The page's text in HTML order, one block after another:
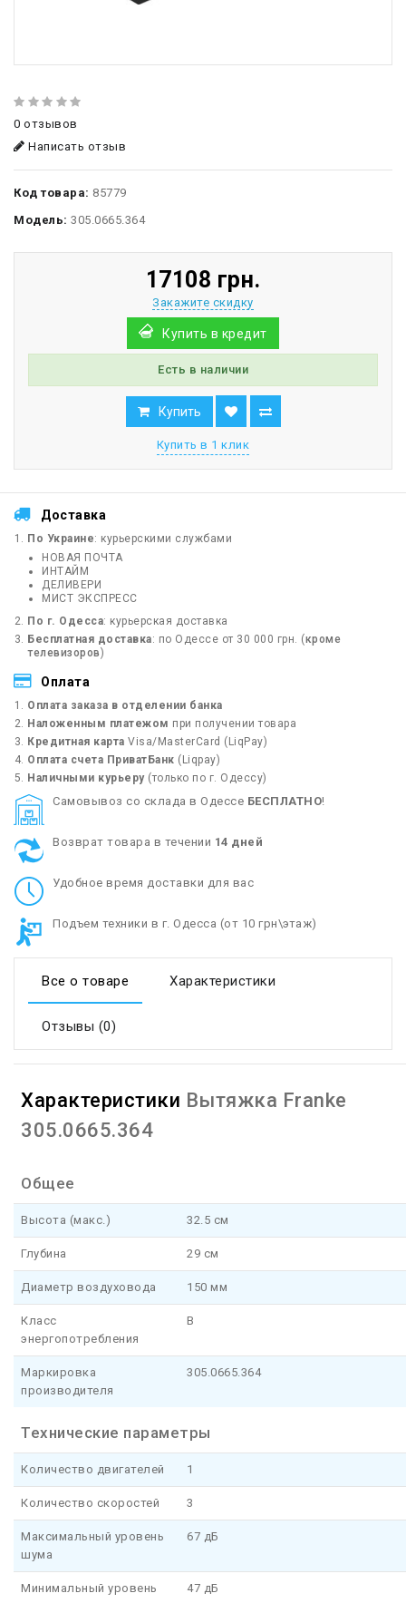
0 отзывов
Написать отзыв
Код товара: 85779
Модель: 305.0665.364
17108 грн.
Закажите скидку
Купить в кредит
Есть в наличии
Купить
Купить в 1 клик
Доставка
По Украине: курьерскими службами
НОВАЯ ПОЧТА
ИНТАЙМ
ДЕЛИВЕРИ
МИСТ ЭКСПРЕСС
По г. Одесса: курьерская доставка
Бесплатная доставка: по Одессе от 30 000 грн. (кроме
телевизоров)
Оплата
Оплата заказа в отделении банка
Наложенным платежом при получении товара
Кредитная карта Visa/MasterCard (LiqPay)
Оплата счета ПриватБанк (Liqpay)
Наличными курьеру(только по г. Одессу)
Cамовывоз со склада в Одессе БЕСПЛАТНО!
Возврат товара в течении 14 дней
Удобное время доставки для вас
Подъем техники в г. Одесса (от 10 грн\этаж)
Все о товаре Характеристики
Отзывы (0)
Характеристики Вытяжка Franke
305.0665.364
Общее
Высота (макс.) 32.5 см
Глубина 29 см
Диаметр воздуховода 150 мм
Класс
энергопотребления
B
Маркировка
производителя
305.0665.364
Технические параметры
Количество двигателей 1
Количество скоростей 3
Максимальный уровень
шума
67 дБ
Минимальный уровень
47 дБ